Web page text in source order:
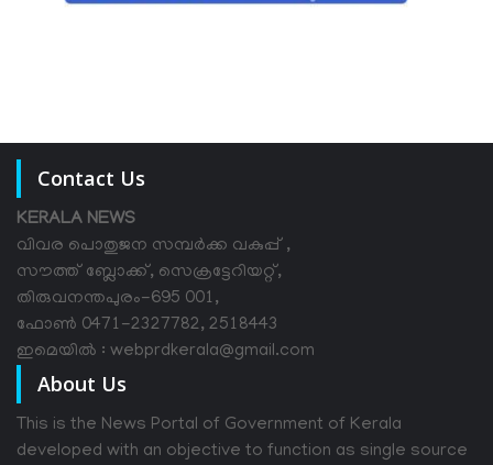
Contact Us
KERALA NEWS
വിവര പൊതുജന സമ്പര്‍ക്ക വകുപ്പ് ,
സൗത്ത് ബ്ലോക്ക്, സെക്രട്ടേറിയറ്റ്,
തിരുവനന്തപുരം-695 001,
ഫോൺ 0471-2327782, 2518443
ഇമെയിൽ : webprdkerala@gmail.com
About Us
This is the News Portal of Government of Kerala
developed with an objective to function as single source